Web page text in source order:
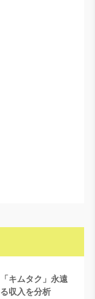
キムタク」永遠
収入を分析